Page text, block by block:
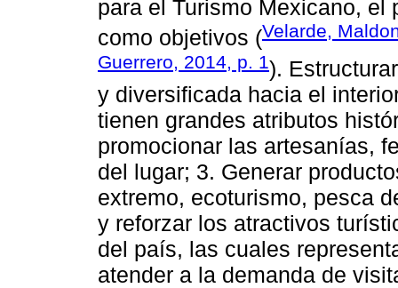
para el Turismo Mexicano, el
como objetivos (Velarde,
Guerrero, 2014, p. 1).
y diversificada hacia el
tienen grandes atributos
promocionar las artesanías,
del lugar; 3. Generar
extremo, ecoturismo, pesca
y reforzar los atractivos
del país, las cuales
atender a la demanda de